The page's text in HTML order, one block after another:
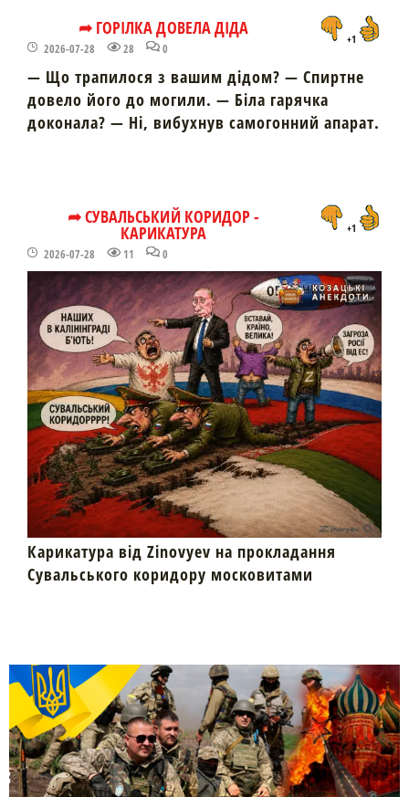
➦ ГОРІЛКА ДОВЕЛА ДІДА
2026-07-28 28 0
+1
— Що трапилося з вашим дідом? — Спиртне
довело його до могили. — Біла гарячка
доконала? — Ні, вибухнув самогонний апарат.
➦ СУВАЛЬСЬКИЙ КОРИДОР -
КАРИКАТУРА
2026-07-28 11 0
+1
Карикатура від Zinovyev на прокладання
Сувальського коридору московитами